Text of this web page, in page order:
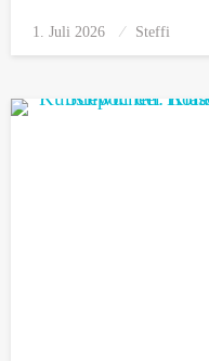
Posted
on
1. Juli 2026 Steffi